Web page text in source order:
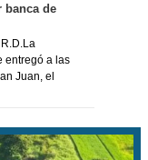
banca de
entregó a las
Juan, el